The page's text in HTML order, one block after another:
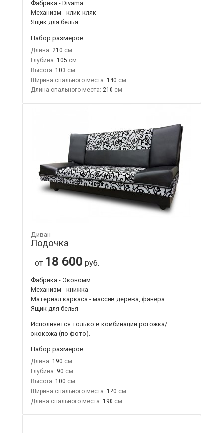
Фабрика - Divama
Механизм - клик-кляк
Ящик для белья
Набор размеров
Длина: 210
Глубина: 105
Высота: 103
Ширина спального места: 140
Длина спального места: 210
Диван
Лодочка
от 18 600 руб.
Фабрика - Экономм
Механизм - книжка
Материал каркаса - массив дерева, фанера
Ящик для белья
Исполняется только в комбинации рогожка/
экокожа (по фото).
Набор размеров
Длина: 190
Глубина: 90
Высота: 100
Ширина спального места: 120
Длина спального места: 190